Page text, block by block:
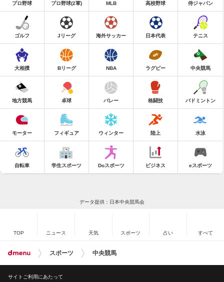
プロ野球 プロ野球(2軍) MLB 高校野球 侍ジャパン
ゴルフ Jリーグ 海外サッカー 日本代表 テニス
大相撲 Bリーグ NBA ラグビー 中央競馬
地方競馬 卓球 バレー 格闘技 バドミントン
モーター フィギュア ウィンター 陸上 水泳
自転車 学生スポーツ Doスポーツ ビジネス eスポーツ
データ提供：日本中央競馬会
TOP ニュース 天気 スポーツ 占い すべて
スポーツ 中央競馬
サイトご利用にあたって